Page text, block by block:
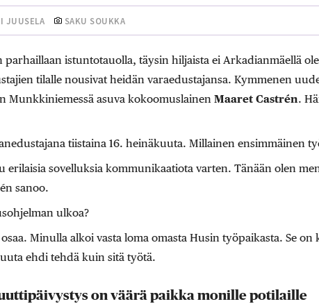
JUUSELA SAKU SOUKKA
parhaillaan istuntotauolla, täysin hiljaista ei Arkadianmäellä
tilalle nousivat heidän varaedustajansa. Kymmenen
Munkkiniemessä asuva kokoomuslainen Maaret Castrén.
tiistaina 16. heinäkuuta. Millainen ensimmäinen
erilaisia sovelluksia kommunikaatiota varten. Tänään olen
sanoo.
ulkoa?
Minulla alkoi vasta loma omasta Husin työpaikasta. Se on
ehdi tehdä kuin sitä työtä.
on väärä paikka monille potilaille